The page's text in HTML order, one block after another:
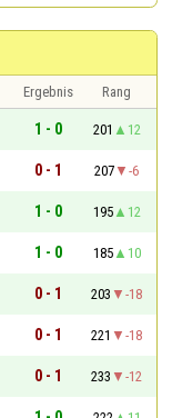
Ergebnis
Rang
1 - 0 201
12
0 - 1 207
-6
1 - 0 195
12
1 - 0 185
10
0 - 1 203
-18
0 - 1 221
-18
0 - 1 233
-12